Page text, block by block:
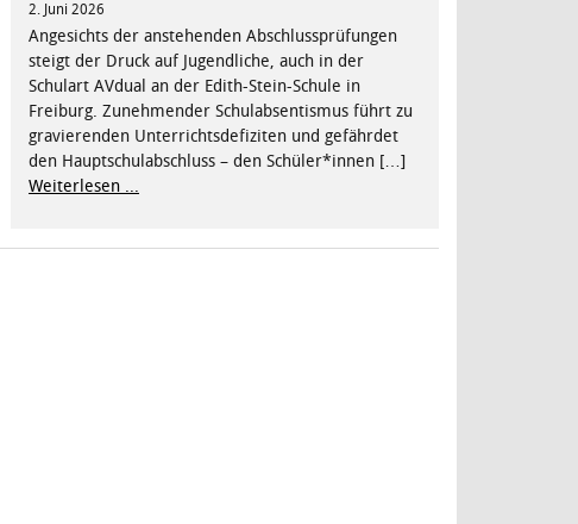
2. Juni 2026
Angesichts der anstehenden Abschlussprüfungen
steigt der Druck auf Jugendliche, auch in der
Schulart AVdual an der Edith-Stein-Schule in
Freiburg. Zunehmender Schulabsentismus führt zu
gravierenden Unterrichtsdefiziten und gefährdet
den Hauptschulabschluss – den Schüler*innen […]
Weiterlesen ...